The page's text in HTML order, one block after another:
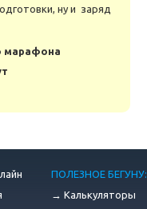
ну и заряд
марафона
ПОЛЕЗНОЕ БЕГУНУ:
→ Калькуляторы